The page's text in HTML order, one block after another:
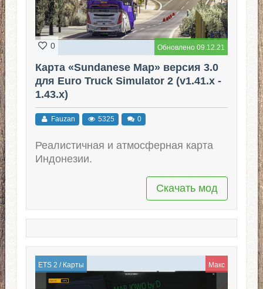
Обновлено 09.12.21
0
Карта «Sundanese Map» версия 3.0
для Euro Truck Simulator 2 (v1.41.x -
1.43.x)
Fauzan 5325 0
Реалистичная и атмосферная карта
Индонезии.
Скачать мод
ETS 2 / Карты Макс